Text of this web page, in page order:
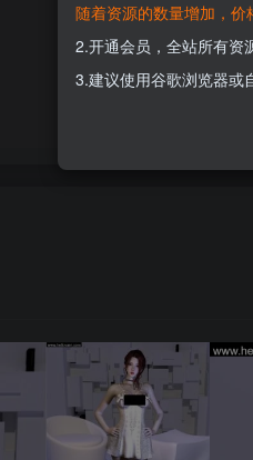
开通会
随着资源的数量增加，
2.开通会员，全站所有资
3.建议使用谷歌浏览器或